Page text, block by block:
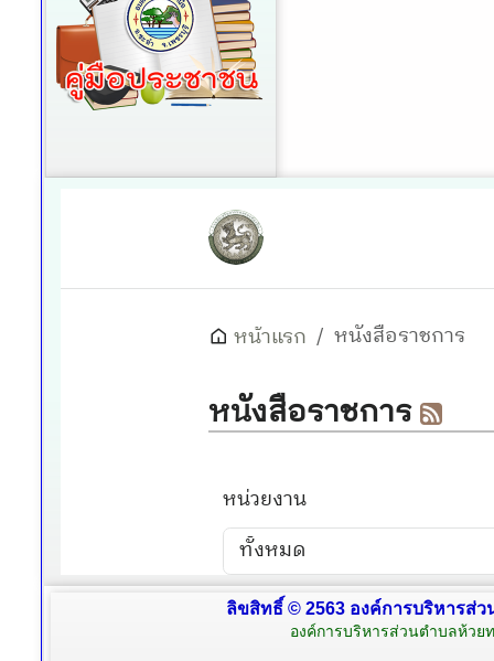
ลิขสิทธิ์ © 2563 องค์การบริหารส่
องค์การบริหารส่วนตำบลห้วย